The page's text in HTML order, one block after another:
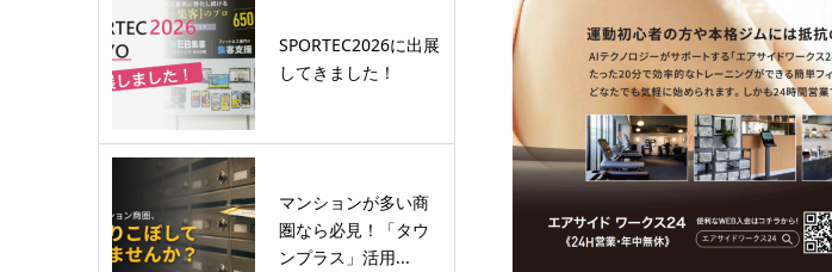
SPORTEC2026に出展
してきました！
マンションが多い商
圏なら必見！「タウ
ンプラス」活用...